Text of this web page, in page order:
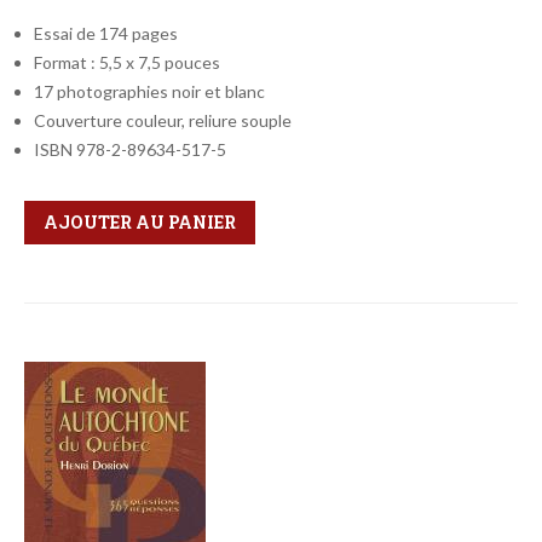
Essai de 174 pages
Format : 5,5 x 7,5 pouces
17 photographies noir et blanc
Couverture couleur, reliure souple
ISBN 978-2-89634-517-5
Qté
Format
AJOUTER AU PANIER